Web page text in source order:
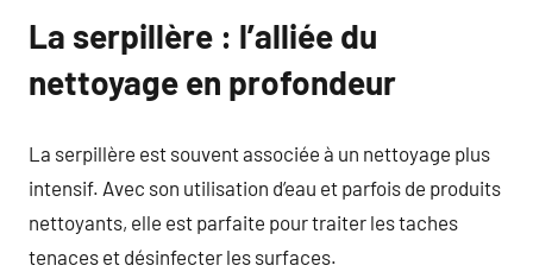
La serpillère : l’alliée du
nettoyage en profondeur
La serpillère est souvent associée à un nettoyage plus
intensif. Avec son utilisation d’eau et parfois de produits
nettoyants, elle est parfaite pour traiter les taches
tenaces et désinfecter les surfaces.